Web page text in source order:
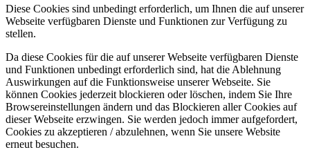
Diese Cookies sind unbedingt erforderlich, um Ihnen die auf unserer
Webseite verfügbaren Dienste und Funktionen zur Verfügung zu
stellen.
Da diese Cookies für die auf unserer Webseite verfügbaren Dienste
und Funktionen unbedingt erforderlich sind, hat die Ablehnung
Auswirkungen auf die Funktionsweise unserer Webseite. Sie
können Cookies jederzeit blockieren oder löschen, indem Sie Ihre
Browsereinstellungen ändern und das Blockieren aller Cookies auf
dieser Webseite erzwingen. Sie werden jedoch immer aufgefordert,
Cookies zu akzeptieren / abzulehnen, wenn Sie unsere Website
erneut besuchen.